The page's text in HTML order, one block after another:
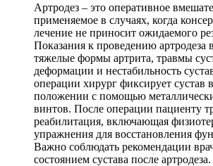
Артродез – это оперативное
применяемое в случаях, когда
лечение не приносит ожидаемого
Показания к проведению артродеза
тяжелые формы артрита, травмы
деформации и нестабильность
операции хирург фиксирует сустав
положении с помощью
винтов. После операции пациенту
реабилитация, включающая
упражнения для восстановления
Важно соблюдать рекомендации
состоянием сустава после артродеза.